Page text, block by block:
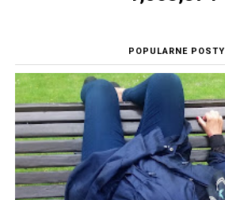
POPULARNE POSTY